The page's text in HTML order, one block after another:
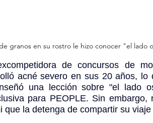
granos en su rostro le hizo conocer "el lado
de concursos de
acné severo en sus 20 años, lo
una lección sobre "el lado
para PEOPLE. Sin embargo,
que la detenga de compartir su